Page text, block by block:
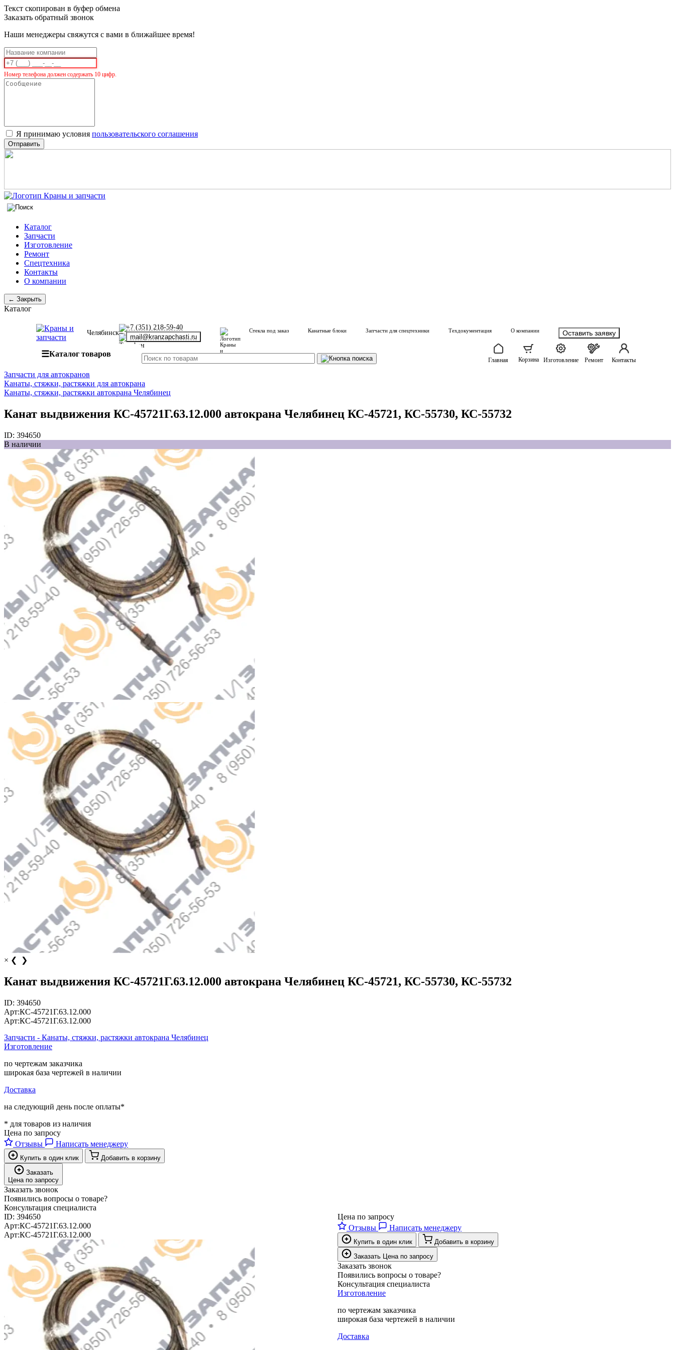
Текст скопирован в буфер обмена
Заказать обратный звонок
Наши менеджеры свяжутся с вами в ближайшее время!
Номер телефона должен содержать 10 цифр.
Я принимаю условия пользовательского соглашения
Отправить
Каталог
Запчасти
Изготовление
Ремонт
Спецтехника
Контакты
О компании
← Закрыть
Каталог
Челябинск
+7 (351) 218-59-40
mail@kranzapchasti.ru
Стекла под заказ Канатные блоки Запчасти для спецтехники Техдокументация О компании Оставить заявку
☰Каталог товаров
Главная Корзина Изготовление Ремонт Контакты
Запчасти для автокранов
Канаты, стяжки, растяжки для автокрана
Канаты, стяжки, растяжки автокрана Челябинец
Канат выдвижения КС-45721Г.63.12.000 автокрана Челябинец КС-45721, КС-55730, КС-55732
ID: 394650
В наличии
× ❮ ❯
Канат выдвижения КС-45721Г.63.12.000 автокрана Челябинец КС-45721, КС-55730, КС-55732
ID: 394650
Арт:КС-45721Г.63.12.000
Арт:КС-45721Г.63.12.000
Запчасти - Канаты, стяжки, растяжки автокрана Челябинец
Изготовление
по чертежам заказчика
широкая база чертежей в наличии
Доставка
на следующий день после оплаты*
* для товаров из наличия
Цена по запросу
Отзывы
Написать менеджеру
Купить в один клик
Добавить в корзину
Заказать
Цена по запросу
Заказать звонок
Появились вопросы о товаре?
Консультация специалиста
ID: 394650
Арт:КС-45721Г.63.12.000
Арт:КС-45721Г.63.12.000
Цена по запросу
Отзывы
Написать менеджеру
Купить в один клик
Добавить в корзину
Заказать Цена по запросу
Заказать звонок
Появились вопросы о товаре?
Консультация специалиста
Изготовление
по чертежам заказчика
широкая база чертежей в наличии
Доставка